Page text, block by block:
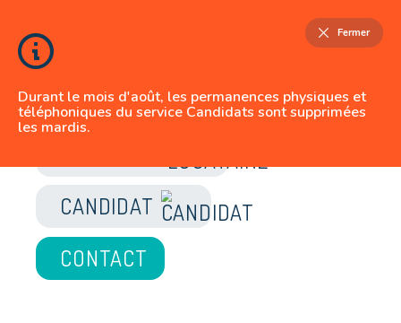
Durant le mois d'août, les permanences physiques et
téléphoniques du service Candidats sont supprimées
les mardis.
Fermer
JE SUIS
LOCATAIRE
CANDIDAT